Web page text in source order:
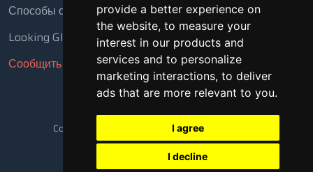
provide a better experience on
the website, to measure your
interest in our products and
services and to personalize
marketing interactions, to deliver
ads that are more relevant to you.
I agree
I decline
Способы оплаты
Looking Glass
Сообщить о нарушении
Copyright © 2018 - 2026 Все права защищены